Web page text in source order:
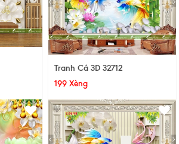
Tranh Cá 3D 32712
199 Xèng